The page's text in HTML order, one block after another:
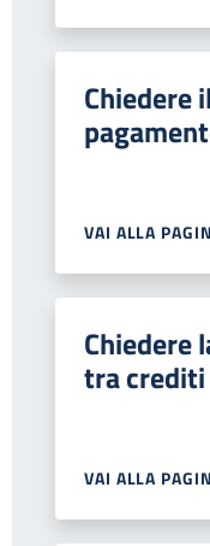
Chiedere
VAI ALLA
Chiedere
tra
VAI ALLA